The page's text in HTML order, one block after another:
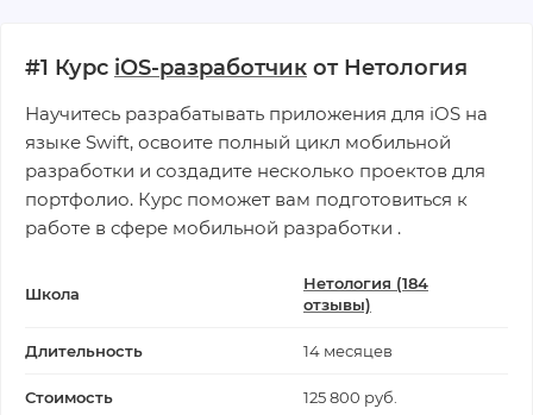
#1 Курс iOS-разработчик от Нетология
Научитесь разрабатывать приложения для iOS на
языке Swift, освоите полный цикл мобильной
разработки и создадите несколько проектов для
портфолио. Курс поможет вам подготовиться к
работе в сфере мобильной разработки .
Школа
Нетология (184
отзывы)
Длительность 14 месяцев
Стоимость 125 800 руб.